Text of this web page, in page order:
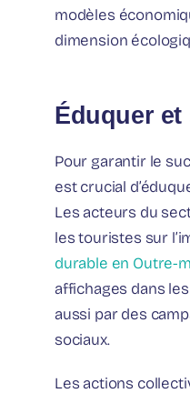
modèles
dimension
Éduquer
Pour garantir le
est crucial
Les acteurs du
les touristes sur
durable en Outre-
affichages dans
aussi par des
sociaux.
Les actions